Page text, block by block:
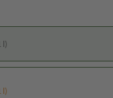
l)
l)